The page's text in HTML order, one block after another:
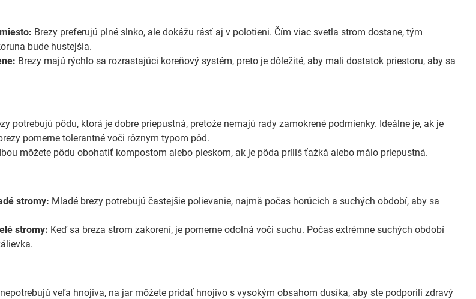
Brezy preferujú plné slnko, ale dokážu rásť aj v polotieni. Čím viac svetla strom dostane, tým
bude hustejšia.
Brezy majú rýchlo sa rozrastajúci koreňový systém, preto je dôležité, aby mali dostatok priestoru, aby sa
potrebujú pôdu, ktorá je dobre priepustná, pretože nemajú rady zamokrené podmienky. Ideálne je, ak je
pomerne tolerantné voči rôznym typom pôd.
môžete pôdu obohatiť kompostom alebo pieskom, ak je pôda príliš ťažká alebo málo priepustná.
stromy: Mladé brezy potrebujú častejšie polievanie, najmä počas horúcich a suchých období, aby sa
stromy: Keď sa breza strom zakorení, je pomerne odolná voči suchu. Počas extrémne suchých období
veľa hnojiva, na jar môžete pridať hnojivo s vysokým obsahom dusíka, aby ste podporili zdravý